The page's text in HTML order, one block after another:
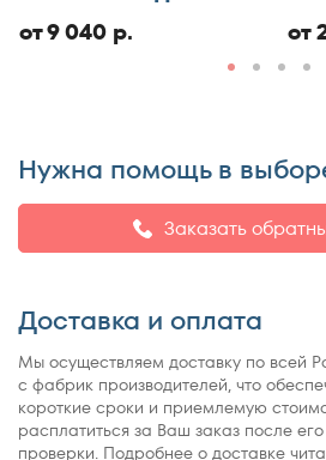
от 9 040 р. от
Нужна помощь в
Заказать
Доставка и оплата
Мы осуществляем доставку по всей
с фабрик производителей, что
короткие сроки и приемлемую
расплатиться за Ваш заказ после
проверки. Подробнее о доставке